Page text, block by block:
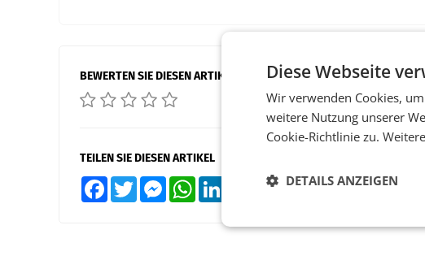
BEWERTEN SIE DIESEN ARTIKEL
TEILEN SIE DIESEN ARTIKEL
FacebookTwitter MessengerWhatsApp XING Teilen
Diese Webseite
Wir verwenden Cookies,
weitere Nutzung unserer
Cookie-Richtlinie zu.
DETAILS ANZEIGEN